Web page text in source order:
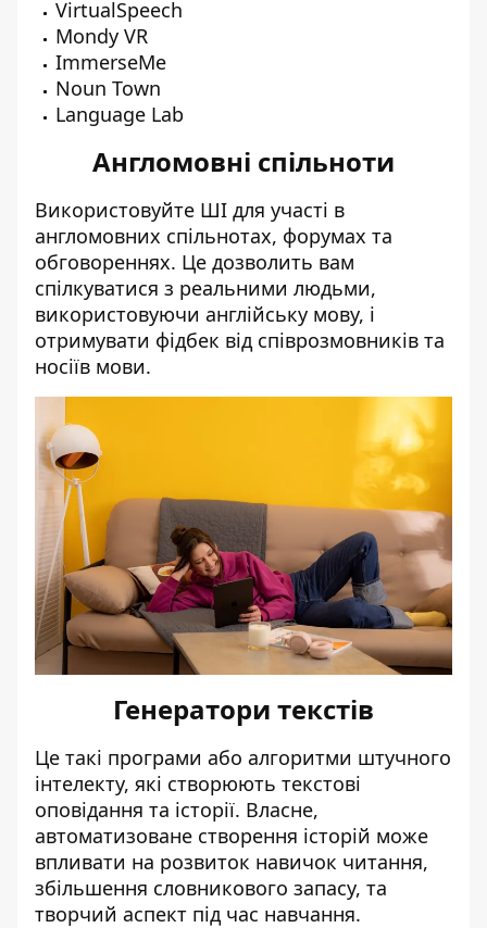
VirtualSpeech
Mondy VR
ImmerseMe
Noun Town
Language Lab
Англомовні спільноти
Використовуйте ШІ для участі в
англомовних спільнотах, форумах та
обговореннях. Це дозволить вам
спілкуватися з реальними людьми,
використовуючи англійську мову, і
отримувати фідбек від співрозмовників та
носіїв мови.
Генератори текстів
Це такі програми або алгоритми штучного
інтелекту, які створюють текстові
оповідання та історії. Власне,
автоматизоване створення історій може
впливати на розвиток навичок читання,
збільшення словникового запасу, та
творчий аспект під час навчання.